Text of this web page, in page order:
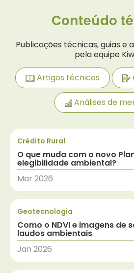
Conteúdo
Publicações técnicas, guias e
pela equipe
Artigos técnicos
Análises de
Crédito Rural
O que muda com o novo
elegibilidade ambiental?
Mar 2026
Geotecnologia
Como o NDVI e imagens de
laudos ambientais
Jan 2026